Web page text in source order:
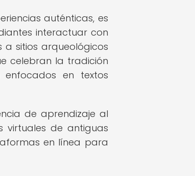
auténticas, es
interactuar con
a sitios arqueológicos
celebran la tradición
enfocados en textos
de aprendizaje al
virtuales de antiguas
en línea para